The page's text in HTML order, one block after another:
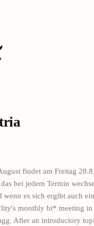
findet am Freitag
bei jedem Termin
es sich ergibt auch
monthly bi* meeting
After an introductory